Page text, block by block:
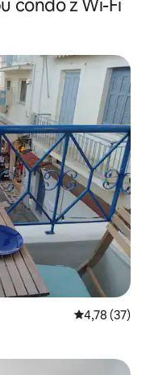
condo z Wi-Fi
Średnia
4,78 (37)